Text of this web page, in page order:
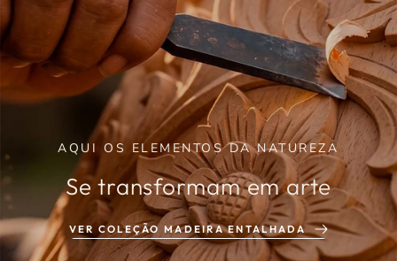
AQUI OS ELEMENTOS DA NATUREZA
Se transformam emarte
VER COLEÇÃO MADEIRA ENTALHADA